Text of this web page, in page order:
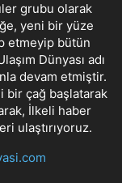
grubu olarak
yeni bir yüze
etmeyip bütün
Dünyası adı
devam etmiştir.
bir çağ başlatarak
İlkeli haber
ulaştırıyoruz.